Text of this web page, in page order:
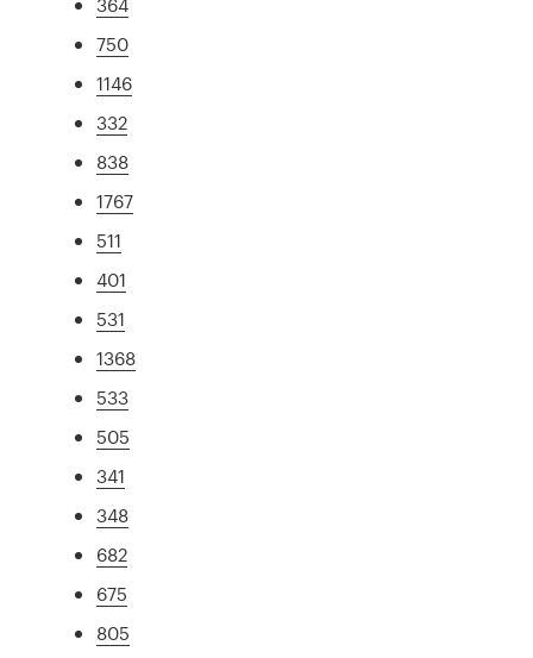
750
1146
332
838
1767
511
401
531
1368
533
505
341
348
682
675
805